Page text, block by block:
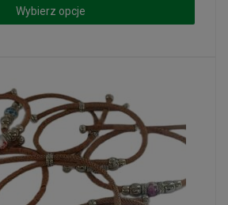
Wybierz opcje